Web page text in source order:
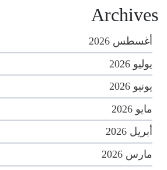
Archives
أغسطس 2026
يوليو 2026
يونيو 2026
مايو 2026
أبريل 2026
مارس 2026